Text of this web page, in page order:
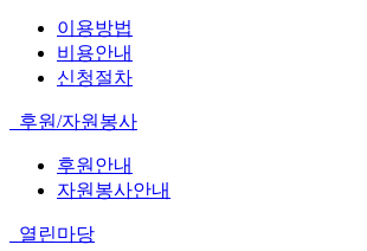
이용방법
비용안내
신청절차
후원/자원봉사
후원안내
자원봉사안내
열린마당